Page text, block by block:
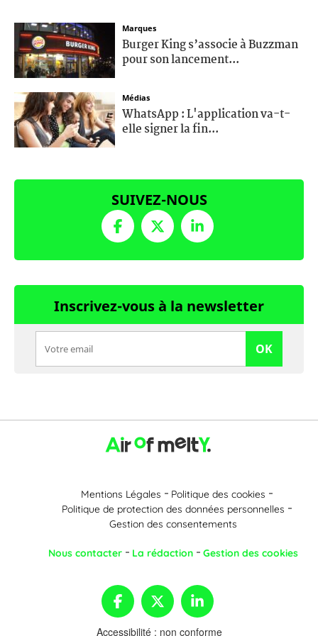
Marques
Burger King s’associe à Buzzman
pour son lancement...
Médias
WhatsApp : L'application va-t-
elle signer la fin...
SUIVEZ-NOUS
Inscrivez-vous à la newsletter
OK
Mentions Légales
Politique des cookies
Politique de protection des données personnelles
Gestion des consentements
Nous contacter La rédaction Gestion des cookies
Accessibilité : non conforme